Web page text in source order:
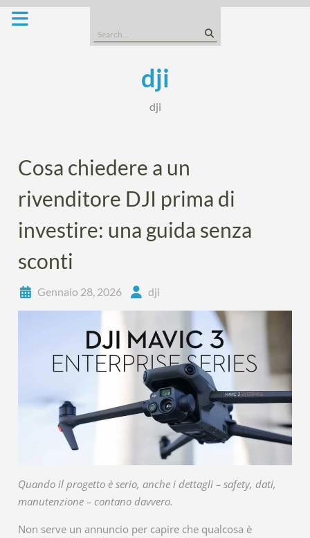
Skip
Search
for:
dji
dji
Cosa chiedere a un
rivenditore DJI prima di
investire: una guida senza
sconti
Gennaio 28, 2026 dji
Quando il progetto è serio, anche i dettagli – safety, dati,
manutenzione – contano davvero.
Non serve un annuncio per capire che qualcosa è